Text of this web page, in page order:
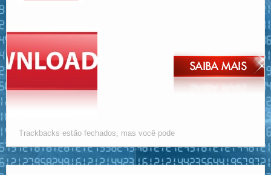
Trackbacks estão fechados, mas você pode